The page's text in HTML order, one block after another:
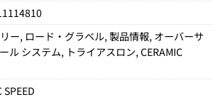
ー, ロード・グラベル, 製品情報, オーバーサ
ル システム, トライアスロン, CERAMIC
SPEED